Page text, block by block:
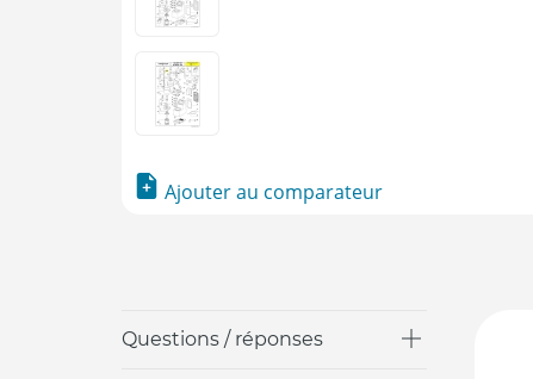
Ajouter au comparateur
Questions / réponses